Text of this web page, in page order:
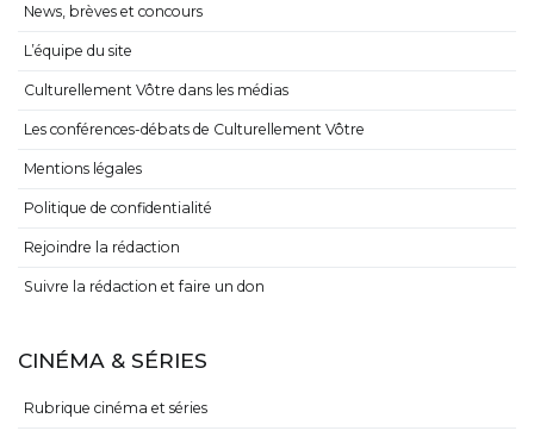
News, brèves et concours
L’équipe du site
Culturellement Vôtre dans les médias
Les conférences-débats de Culturellement Vôtre
Mentions légales
Politique de confidentialité
Rejoindre la rédaction
Suivre la rédaction et faire un don
CINÉMA & SÉRIES
Rubrique cinéma et séries